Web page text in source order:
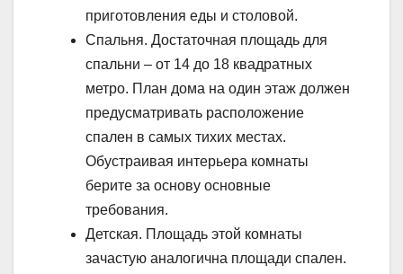
приготовления еды и столовой.
Спальня. Достаточная площадь для
спальни – от 14 до 18 квадратных
метро. План дома на один этаж должен
предусматривать расположение
спален в самых тихих местах.
Обустраивая интерьера комнаты
берите за основу основные
требования.
Детская. Площадь этой комнаты
зачастую аналогична площади спален.